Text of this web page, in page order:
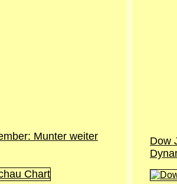
Munter weiter
Dow